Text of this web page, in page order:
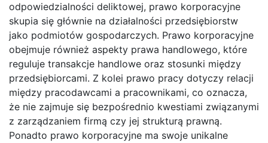
odpowiedzialności deliktowej, prawo korporacyjne
skupia się głównie na działalności przedsiębiorstw
jako podmiotów gospodarczych. Prawo korporacyjne
obejmuje również aspekty prawa handlowego, które
reguluje transakcje handlowe oraz stosunki między
przedsiębiorcami. Z kolei prawo pracy dotyczy relacji
między pracodawcami a pracownikami, co oznacza,
że nie zajmuje się bezpośrednio kwestiami związanymi
z zarządzaniem firmą czy jej strukturą prawną.
Ponadto prawo korporacyjne ma swoje unikalne